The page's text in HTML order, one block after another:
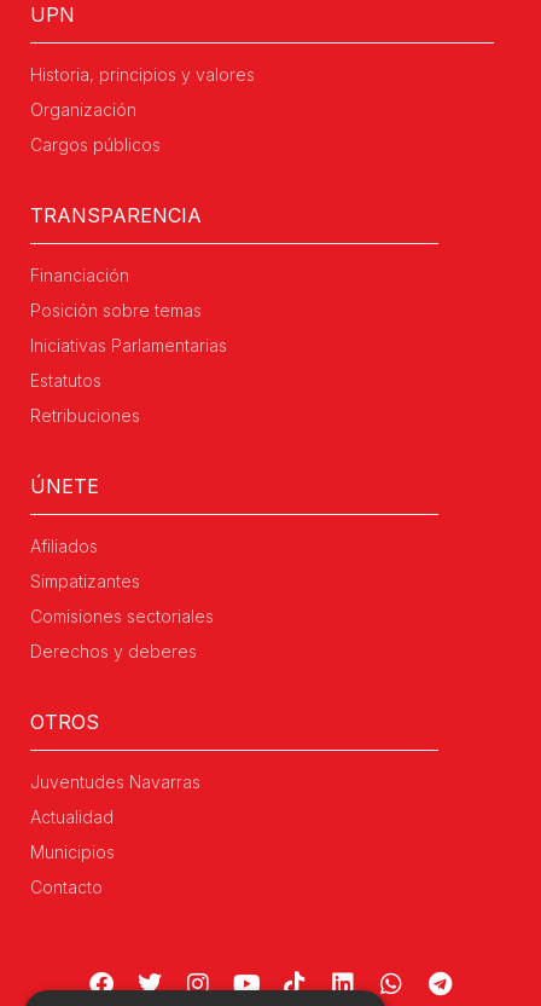
UPN
Historia, principios y valores
Organización
Cargos públicos
TRANSPARENCIA
Financiación
Posición sobre temas
Iniciativas Parlamentarias
Estatutos
Retribuciones
ÚNETE
Afiliados
Simpatizantes
Comisiones sectoriales
Derechos y deberes
OTROS
Juventudes Navarras
Actualidad
Municipios
Contacto